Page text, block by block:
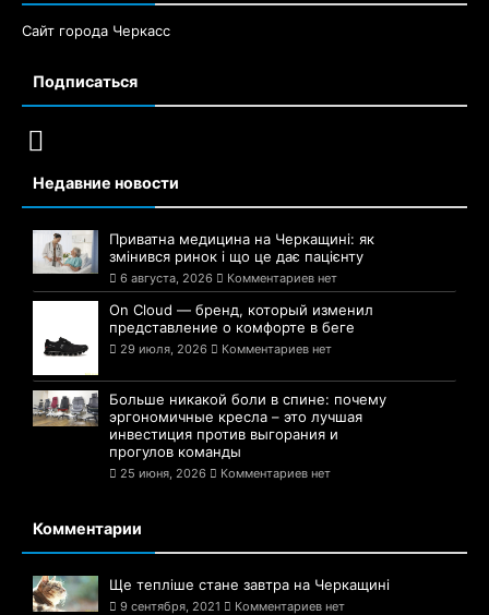
Сайт города Черкасс
Подписаться
Недавние новости
Приватна медицина на Черкащині: як
змінився ринок і що це дає пацієнту
6 августа, 2026 Комментариев нет
On Cloud — бренд, который изменил
представление о комфорте в беге
29 июля, 2026 Комментариев нет
Больше никакой боли в спине: почему
эргономичные кресла – это лучшая
инвестиция против выгорания и
прогулов команды
25 июня, 2026 Комментариев нет
Комментарии
Ще тепліше стане завтра на Черкащині
9 сентября, 2021 Комментариев нет